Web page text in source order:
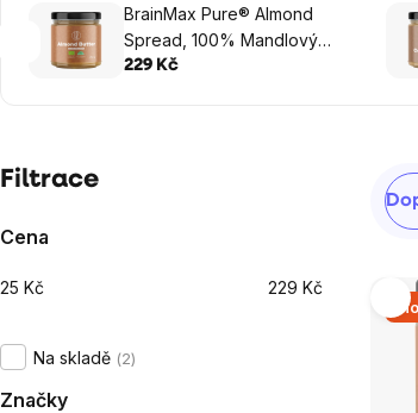
BrainMax Pure® Almond
Spread, 100% Mandlový
krém, BIO, 250 g
229 Kč
Postranní
panel
Filtrace
Cena
25 Kč 229 Kč
Na skladě 2
Značky